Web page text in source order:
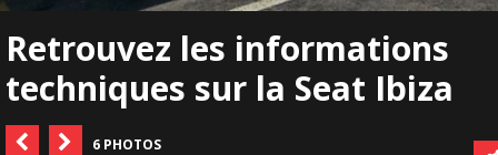
Retrouvez les informations
techniques sur la Seat Ibiza
6 PHOTOS